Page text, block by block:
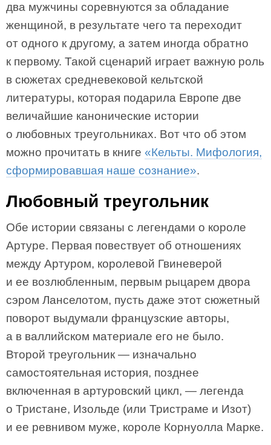
два мужчины соревнуются за обладание
женщиной, в результате чего та переходит
от одного к другому, а затем иногда обратно
к первому. Такой сценарий играет важную роль
в сюжетах средневековой кельтской
литературы, которая подарила Европе две
величайшие канонические истории
о любовных треугольниках. Вот что об этом
можно прочитать в книге «Кельты. Мифология,
сформировавшая наше сознание».
Любовный треугольник
Обе истории связаны с легендами о короле
Артуре. Первая повествует об отношениях
между Артуром, королевой Гвиневерой
и ее возлюбленным, первым рыцарем двора
сэром Ланселотом, пусть даже этот сюжетный
поворот выдумали французские авторы,
а в валлийском материале его не было.
Второй треугольник — изначально
самостоятельная история, позднее
включенная в артуровский цикл, — легенда
о Тристане, Изольде (или Тристраме и Изот)
и ее ревнивом муже, короле Корнуолла Марке.